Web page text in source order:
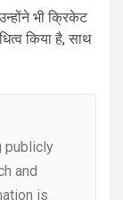
भी क्रिकेट
किया है, साथ
publicly
and
is